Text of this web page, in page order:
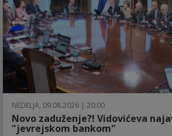
NEDELJA, 09.08.2026 | 20:00
Novo zaduženje?! Vidovićeva
"jevrejskom bankom"